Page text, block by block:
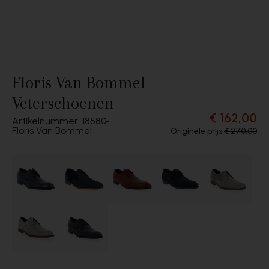
Floris Van Bommel
Veterschoenen
Artikelnummer: 18580
Floris Van Bommel
€ 162,00
Originele prijs€ 270,00